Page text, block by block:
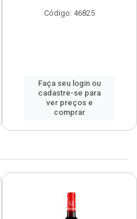
Código: 46825
Faça seu login ou
cadastre-se para
ver preços e
comprar